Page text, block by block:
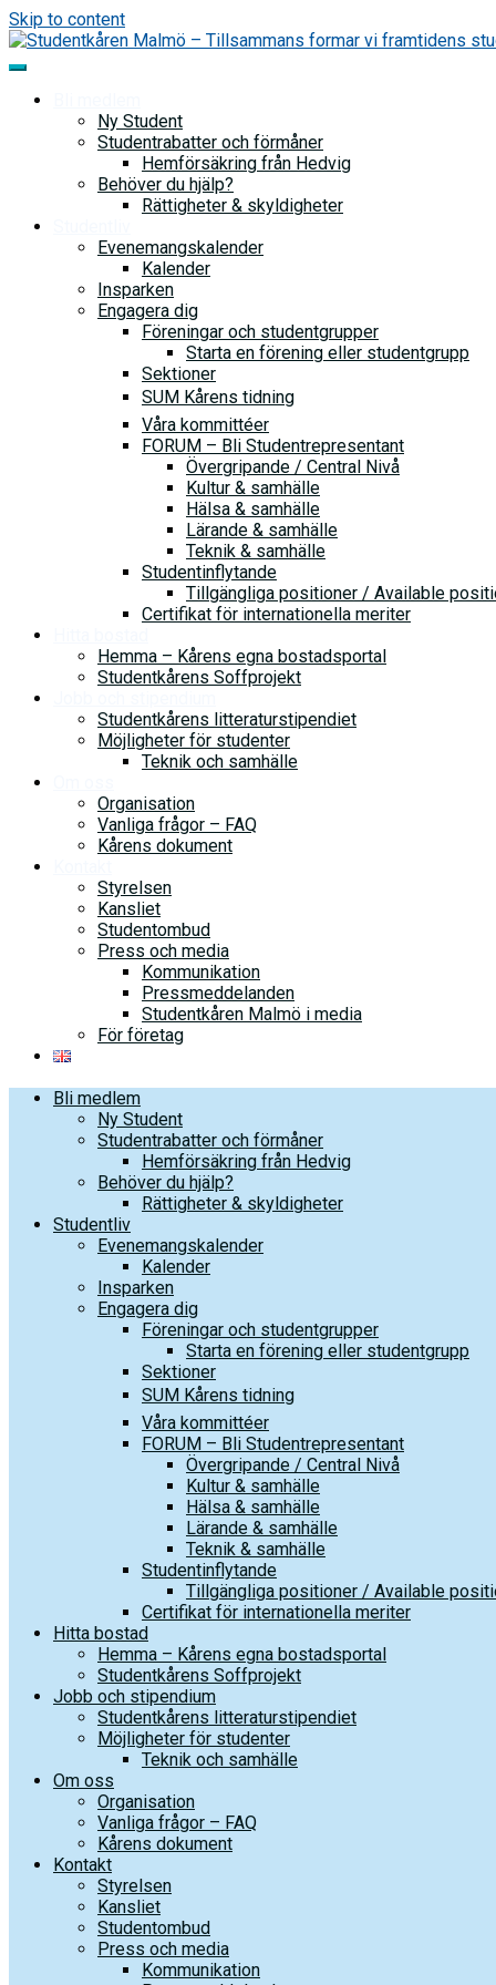
Skip to content
Ny Student
Studentrabatter och förmåner
Hemförsäkring från Hedvig
Behöver du hjälp?
Rättigheter & skyldigheter
Evenemangskalender
Kalender
Insparken
Engagera dig
Föreningar och studentgrupper
Starta en förening eller studentgrupp
Sektioner
SUM Kårens tidning
Våra kommittéer
FORUM – Bli Studentrepresentant
Övergripande / Central Nivå
Kultur & samhälle
Hälsa & samhälle
Lärande & samhälle
Teknik & samhälle
Studentinflytande
Tillgängliga positioner / Available
Certifikat för internationella meriter
Hemma – Kårens egna bostadsportal
Studentkårens Soffprojekt
Studentkårens litteraturstipendiet
Möjligheter för studenter
Teknik och samhälle
Organisation
Vanliga frågor – FAQ
Kårens dokument
Styrelsen
Kansliet
Studentombud
Press och media
Kommunikation
Pressmeddelanden
Studentkåren Malmö i media
För företag
Bli medlem
Ny Student
Studentrabatter och förmåner
Hemförsäkring från Hedvig
Behöver du hjälp?
Rättigheter & skyldigheter
Studentliv
Evenemangskalender
Kalender
Insparken
Engagera dig
Föreningar och studentgrupper
Starta en förening eller studentgrupp
Sektioner
SUM Kårens tidning
Våra kommittéer
FORUM – Bli Studentrepresentant
Övergripande / Central Nivå
Kultur & samhälle
Hälsa & samhälle
Lärande & samhälle
Teknik & samhälle
Studentinflytande
Tillgängliga positioner / Available
Certifikat för internationella meriter
Hitta bostad
Hemma – Kårens egna bostadsportal
Studentkårens Soffprojekt
Jobb och stipendium
Studentkårens litteraturstipendiet
Möjligheter för studenter
Teknik och samhälle
Om oss
Organisation
Vanliga frågor – FAQ
Kårens dokument
Kontakt
Styrelsen
Kansliet
Studentombud
Press och media
Kommunikation